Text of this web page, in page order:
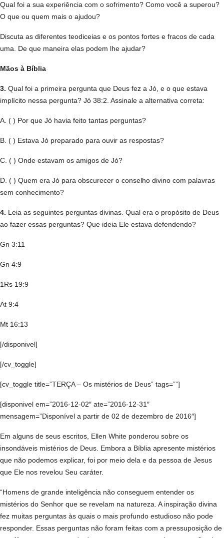
Qual foi a sua experiência com o sofrimento? Como você a superou?
O que ou quem mais o ajudou?
Discuta as diferentes teodiceias e os pontos fortes e fracos de cada
uma. De que maneira elas podem lhe ajudar?
Mãos à Bíblia
3. Qual foi a primeira pergunta que Deus fez a Jó, e o que estava
implícito nessa pergunta? Jó 38:2. Assinale a alternativa correta:
A. ( ) Por que Jó havia feito tantas perguntas?
B. ( ) Estava Jó preparado para ouvir as respostas?
C. ( ) Onde estavam os amigos de Jó?
D. ( ) Quem era Jó para obscurecer o conselho divino com palavras
sem conhecimento?
4. Leia as seguintes perguntas divinas. Qual era o propósito de Deus
ao fazer essas perguntas? Que ideia Ele estava defendendo?
Gn 3:11
Gn 4:9
1Rs 19:9
At 9:4
Mt 16:13
[/disponivel]
[/cv_toggle]
[cv_toggle title=”TERÇA – Os mistérios de Deus” tags=””]
[disponivel em=”2016-12-02″ ate=”2016-12-31″
mensagem=”Disponível a partir de 02 de dezembro de 2016″]
Em alguns de seus escritos, Ellen White ponderou sobre os
insondáveis mistérios de Deus. Embora a Bíblia apresente mistérios
que não podemos explicar, foi por meio dela e da pessoa de Jesus
que Ele nos revelou Seu caráter.
“Homens de grande inteligência não conseguem entender os
mistérios do Senhor que se revelam na natureza. A inspiração divina
fez muitas perguntas às quais o mais profundo estudioso não pode
responder. Essas perguntas não foram feitas com a pressuposição de